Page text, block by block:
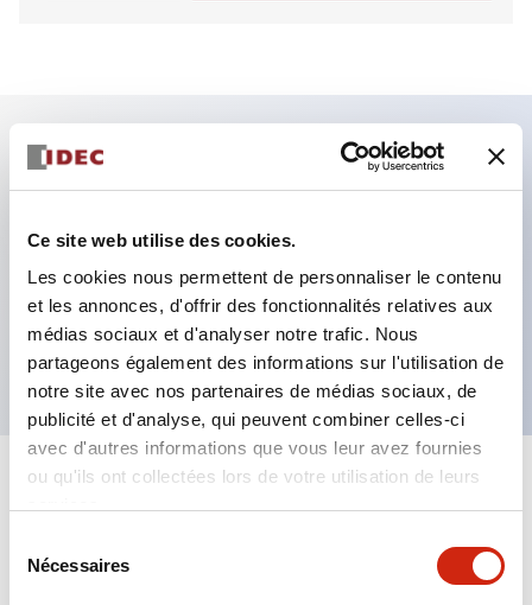
Ce site web utilise des cookies.
Les cookies nous permettent de personnaliser le contenu
et les annonces, d'offrir des fonctionnalités relatives aux
médias sociaux et d'analyser notre trafic. Nous
partageons également des informations sur l'utilisation de
notre site avec nos partenaires de médias sociaux, de
publicité et d'analyse, qui peuvent combiner celles-ci
avec d'autres informations que vous leur avez fournies
ou qu'ils ont collectées lors de votre utilisation de leurs
Nécessaires
Fixation par regroupement possible
Le commutateur sélecteur avec clé adopte une
structure à goupille à cylindre haute sécurité
La structure de protection est IP65 (IEC60529)
Spécifications